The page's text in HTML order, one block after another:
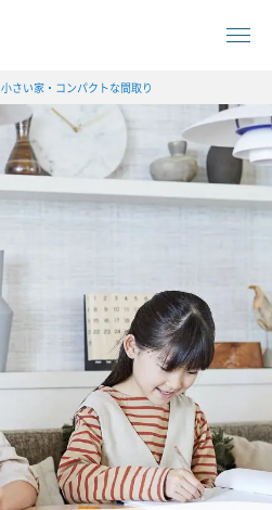
小さい家・コンパクトな間取り